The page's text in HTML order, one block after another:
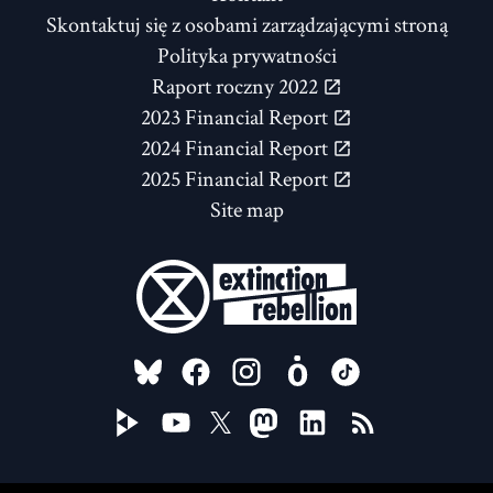
Skontaktuj się z osobami zarządzającymi stroną
Polityka prywatności
Raport roczny 2022
2023 Financial Report
2024 Financial Report
2025 Financial Report
Site map
FOLLOW US ON